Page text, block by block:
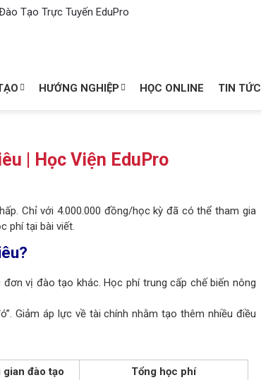
HƯỚNG NGHIỆP HỌC ONLINE TIN TỨC
| Học Viện EduPro
Chỉ với 4.000.000 đồng/học kỳ đã có thể tham gia
phí tại bài viết.
vị đào tạo khác. Học phí trung cấp chế biến nông
Giảm áp lực về tài chính nhằm tạo thêm nhiều điều
gian đào tạo
Tổng học phí